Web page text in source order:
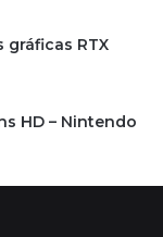
gráficas RTX
HD – Nintendo